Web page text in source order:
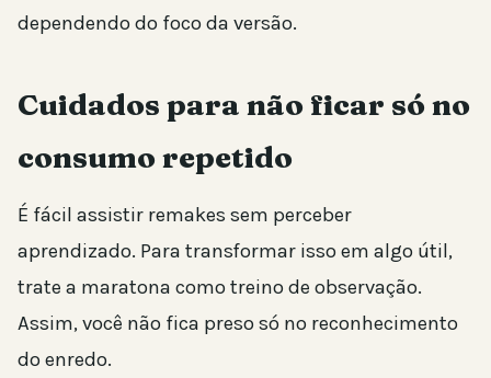
dependendo do foco da versão.
Cuidados para não ficar só no
consumo repetido
É fácil assistir remakes sem perceber
aprendizado. Para transformar isso em algo útil,
trate a maratona como treino de observação.
Assim, você não fica preso só no reconhecimento
do enredo.